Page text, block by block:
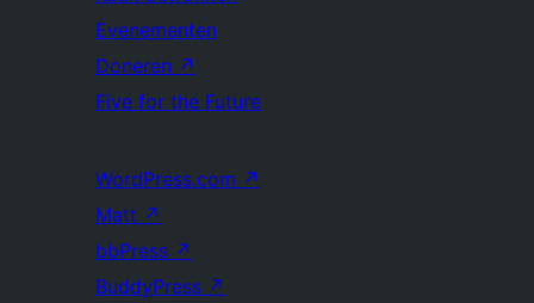
Evenementen
Doneren ↗
Five for the Future
WordPress.com ↗
Matt ↗
bbPress ↗
BuddyPress ↗